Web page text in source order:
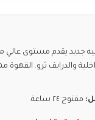
جديد يقدم مستوى عالي
والدرايف ثرو. القهوة
مفتوح ٢٤ ساعة.